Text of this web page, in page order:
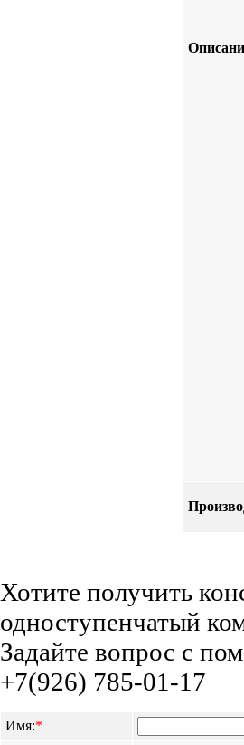
Хотите получить
одноступенчатый
Задайте вопрос с
+7(926) 785-01-17
Имя:*